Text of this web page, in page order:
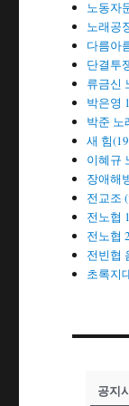
노동자
노래공
다름아
단결투
류금신
박은영
박준 노
새 힘
이혜규
장애해
전교조
전노협
전노협
전빈협
초록지
공지